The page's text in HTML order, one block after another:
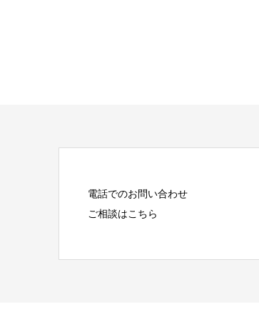
電話でのお問い合わせ
ご相談はこちら